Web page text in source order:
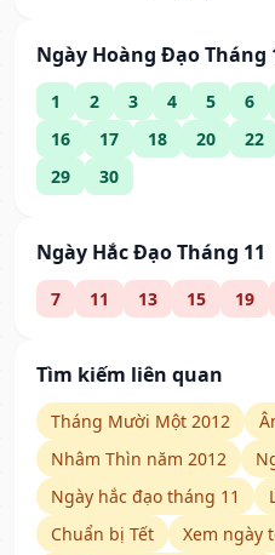
Ngày Hoàng Đạo Tháng
1 2 3 4 5 6
16
17 18 20 22
29
30
Ngày Hắc Đạo Tháng 11
7 11 13 15 19
Tìm kiếm liên quan
Tháng Mười Một 2012
Nhâm Thìn năm 2012
Ngày hắc đạo tháng 11
Chuẩn bị Tết
Xem ngày